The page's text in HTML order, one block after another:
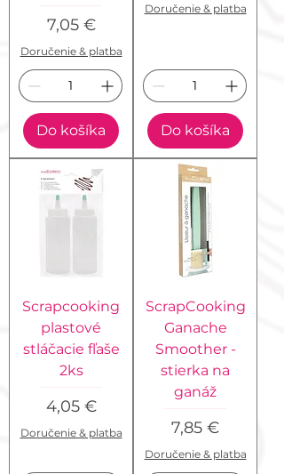
Cena
7,05 €
Doručenie & platba
Do košíka
Doručenie & platba
Do košíka
Scrapcooking
plastové
stláčacie fľaše
2ks
Cena
4,05 €
Doručenie & platba
ScrapCooking
Ganache
Smoother -
stierka na
ganáž
Cena
7,85 €
Doručenie & platba